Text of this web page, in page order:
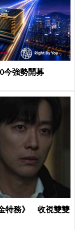
今強勢開募
特務》 收視雙雙